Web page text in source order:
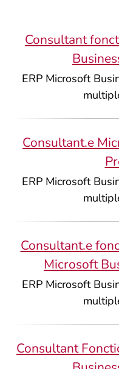
Consultant
ERP Microsoft
Consultant.e
ERP Microsoft
Consultant.e
Microsoft
ERP Microsoft
Consultant